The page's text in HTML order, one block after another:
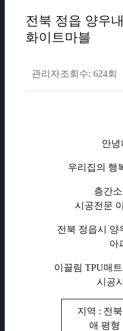
전북 정읍 양우
화이트마블
관리자조회수: 624회
안녕
우리집의 행
층간
시공전문
전북 정읍시 양
아
이끌림 TPU매
시공
지역 : 전
애 평형